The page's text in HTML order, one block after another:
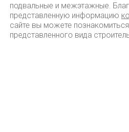
подвальные и межэтажные.
представленную информацию
сайте вы можете
представленного вида